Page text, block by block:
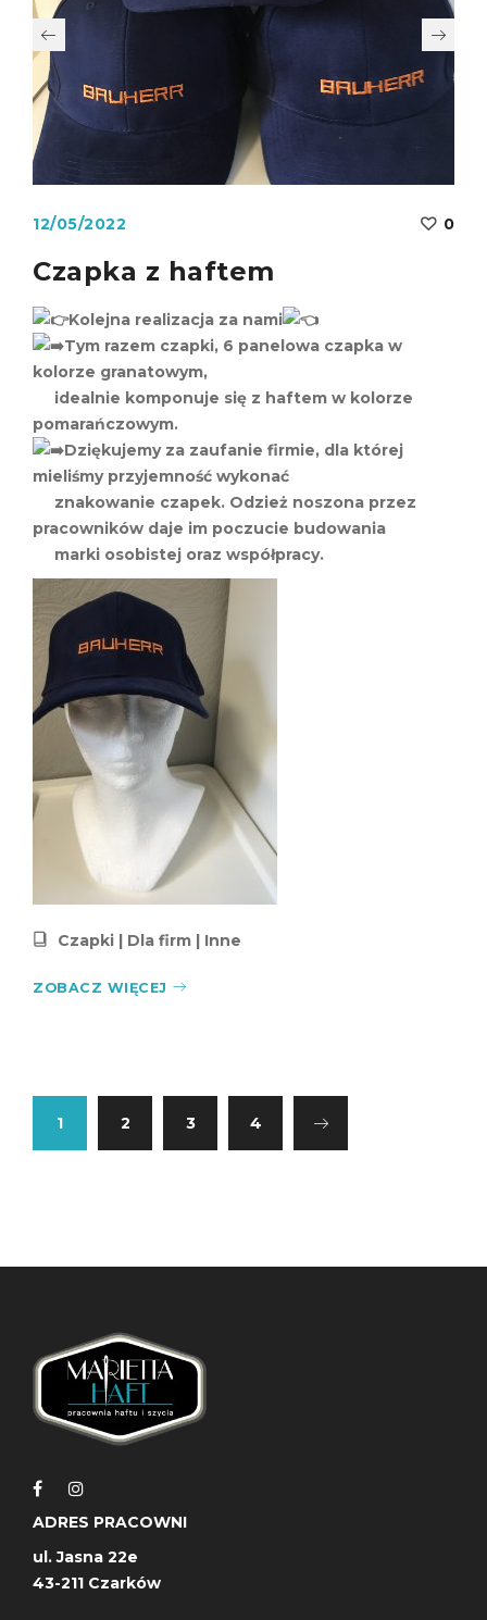
12/05/2022 0
Czapka z haftem
Kolejna realizacja za nami
Tym razem czapki, 6 panelowa czapka w
kolorze granatowym,
idealnie komponuje się z haftem w kolorze
pomarańczowym.
Dziękujemy za zaufanie firmie, dla której
mieliśmy przyjemność wykonać
znakowanie czapek. Odzież noszona przez
pracowników daje im poczucie budowania
marki osobistej oraz współpracy.
Czapki Dla firm Inne
ZOBACZ WIĘCEJ
1 2 3 4
ADRES PRACOWNI
ul. Jasna 22e
43-211 Czarków